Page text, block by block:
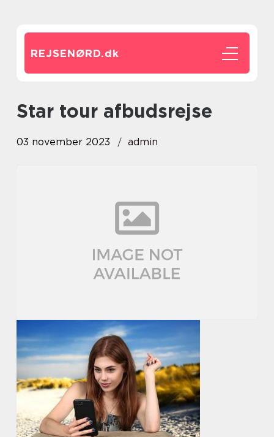
REJSENØRD.dk
star tour afbudsrejse
03 november 2023 admin